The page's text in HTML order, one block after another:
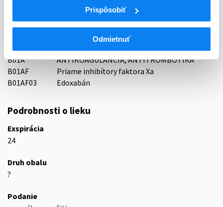
Prispôsobiť
Odmietnuť
ATC
KRV A KRVOTVORNÉ ORGÁNY
B01
ANTITROMBOTIKÁ
B01A
ANTIKOAGULANCIÁ, ANTITROMBOTIKÁ
B01AF
Priame inhibítory faktora Xa
B01AF03
Edoxabán
Podrobnosti o lieku
Exspirácia
24
Druh obalu
?
Podanie